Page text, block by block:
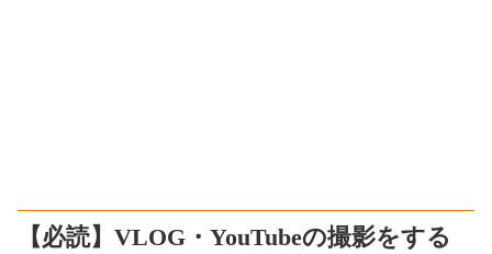
【必読】VLOG・YouTubeの撮影をする